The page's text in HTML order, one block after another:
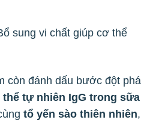
sung vi chất giúp cơ thể
còn đánh dấu bước đột phá
thể tự nhiên IgG trong sữa
tổ yến sào thiên nhiên,